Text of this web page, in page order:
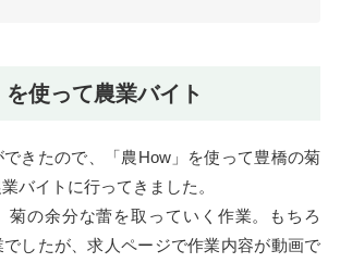
を使って農業バイト
できたので、「農How」を使って豊橋の菊
バイトに行ってきました。
菊の余分な蕾を取っていく作業。もちろ
でしたが、求人ページで作業内容が動画で